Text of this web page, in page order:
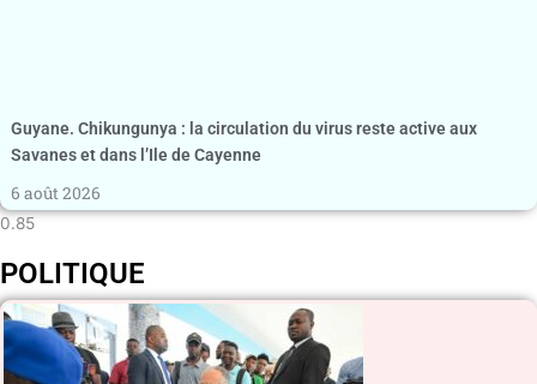
Guyane. Chikungunya : la circulation du virus reste active aux
Savanes et dans l’Ile de Cayenne
6 août 2026
POLITIQUE